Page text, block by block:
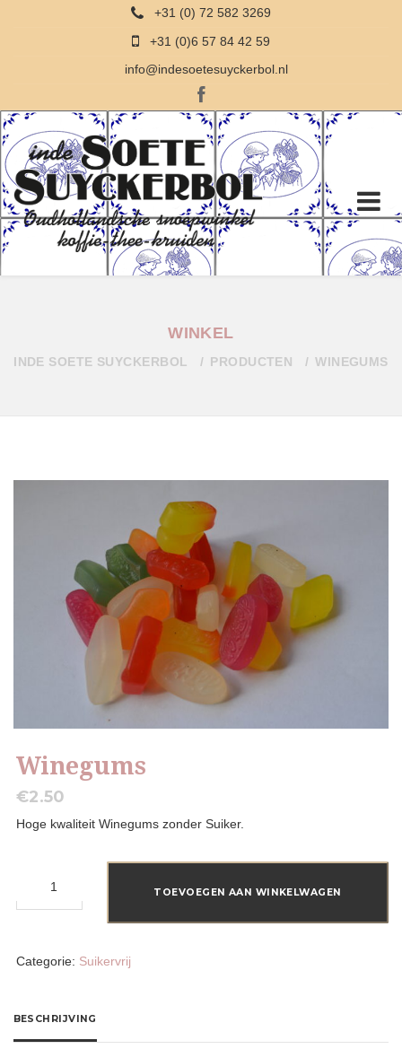
+31 (0) 72 582 3269
+31 (0)6 57 84 42 59
info@indesoetesuyckerbol.nl
WINKEL
INDE SOETE SUYCKERBOL PRODUCTEN WINEGUMS
Winegums
€2.50
Hoge kwaliteit Winegums zonder Suiker.
TOEVOEGEN AAN WINKELWAGEN
Categorie: Suikervrij
BESCHRIJVING